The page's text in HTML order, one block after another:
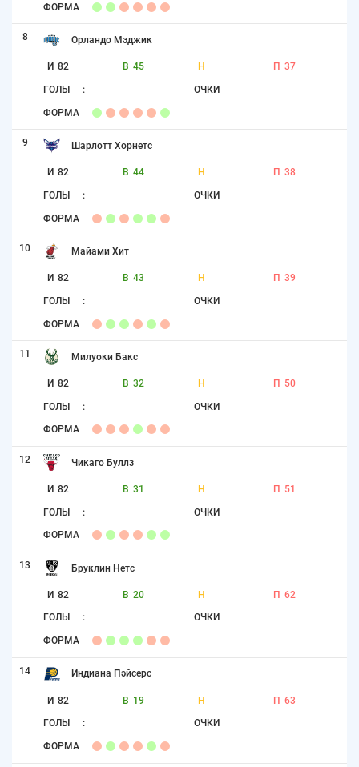
ФОРМА
8 Орландо Мэджик
И 82 В 45 Н П 37
ГОЛЫ : ОЧКИ
ФОРМА
9 Шарлотт Хорнетс
И 82 В 44 Н П 38
ГОЛЫ : ОЧКИ
ФОРМА
10 Майами Хит
И 82 В 43 Н П 39
ГОЛЫ : ОЧКИ
ФОРМА
11 Милуоки Бакс
И 82 В 32 Н П 50
ГОЛЫ : ОЧКИ
ФОРМА
12 Чикаго Буллз
И 82 В 31 Н П 51
ГОЛЫ : ОЧКИ
ФОРМА
13 Бруклин Нетс
И 82 В 20 Н П 62
ГОЛЫ : ОЧКИ
ФОРМА
14 Индиана Пэйсерс
И 82 В 19 Н П 63
ГОЛЫ : ОЧКИ
ФОРМА